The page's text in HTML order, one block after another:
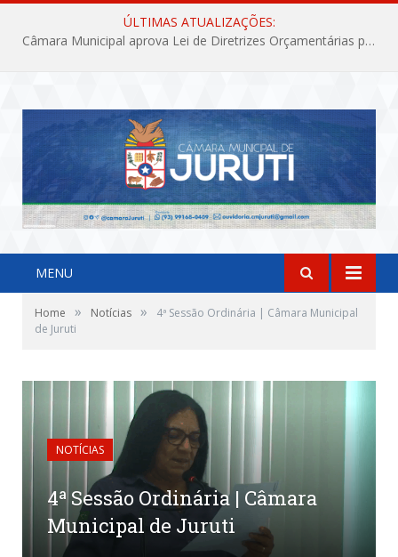
ÚLTIMAS ATUALIZAÇÕES:
Câmara Municipal aprova Lei de Diretrizes Orçamentárias para o exercício financeiro de 2027
MENU
Home » Notícias »
4ª Sessão Ordinária | Câmara Municipal
de Juruti
NOTÍCIAS
4ª Sessão Ordinária | Câmara
Municipal de Juruti